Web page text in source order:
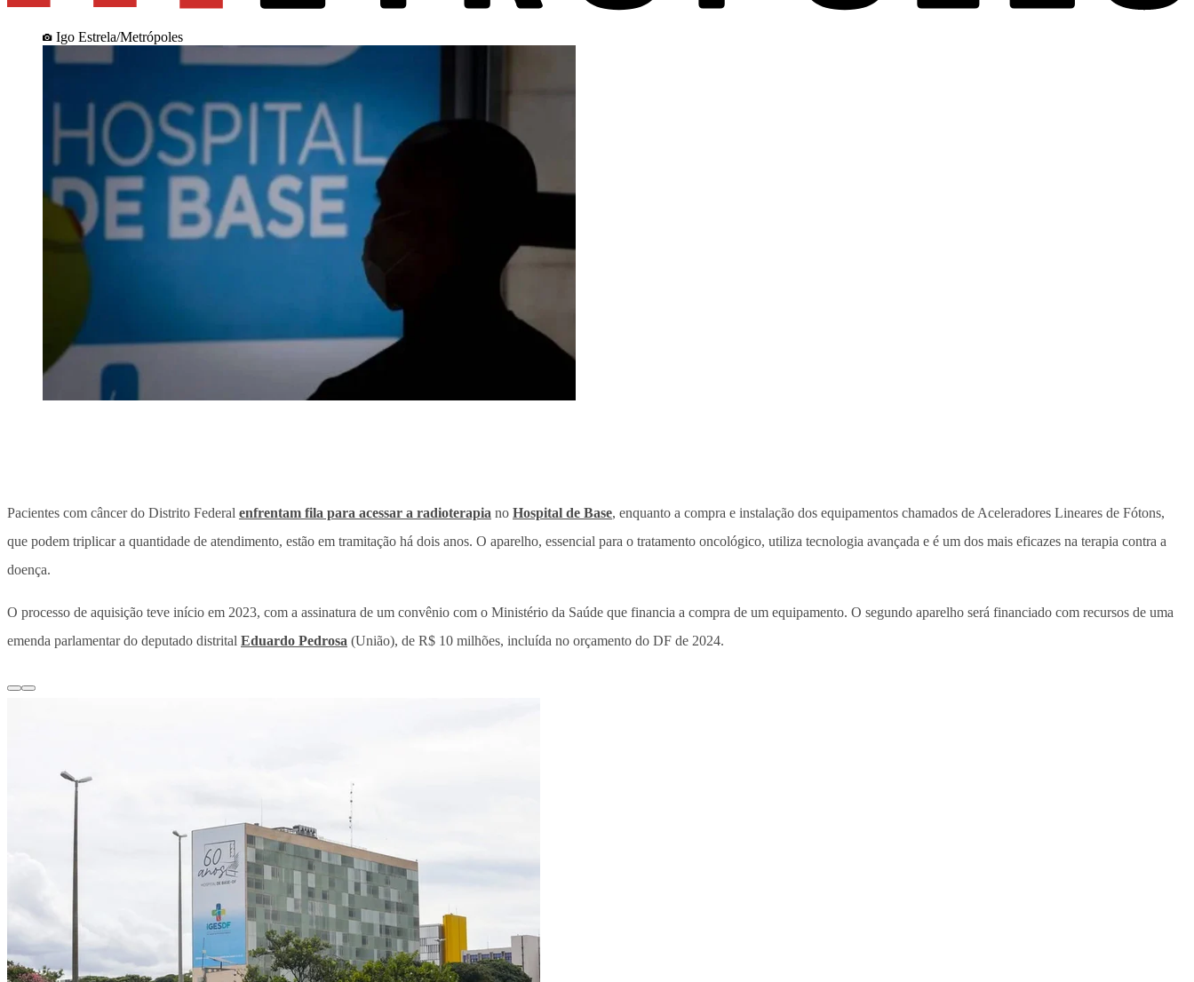
Igo Estrela/Metrópoles
Pacientes com câncer do Distrito Federal enfrentam fila para acessar a radioterapia no Hospital de Base, enquanto a compra e instalação dos equipamentos chamados de Aceleradores Lineares de Fótons,
que podem triplicar a quantidade de atendimento, estão em tramitação há dois anos. O aparelho, essencial para o tratamento oncológico, utiliza tecnologia avançada e é um dos mais eficazes na terapia contra a
doença.
O processo de aquisição teve início em 2023, com a assinatura de um convênio com o Ministério da Saúde que financia a compra de um equipamento. O segundo aparelho será financiado com recursos de uma
emenda parlamentar do deputado distrital Eduardo Pedrosa (União), de R$ 10 milhões, incluída no orçamento do DF de 2024.